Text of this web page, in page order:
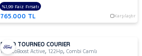
765.000 TL Karşılaştır
%1,99 Faiz Fırsatı
FORD TOURNEO COURIER
1.0 EcoBoost Active,122Hp,Combi Camlı